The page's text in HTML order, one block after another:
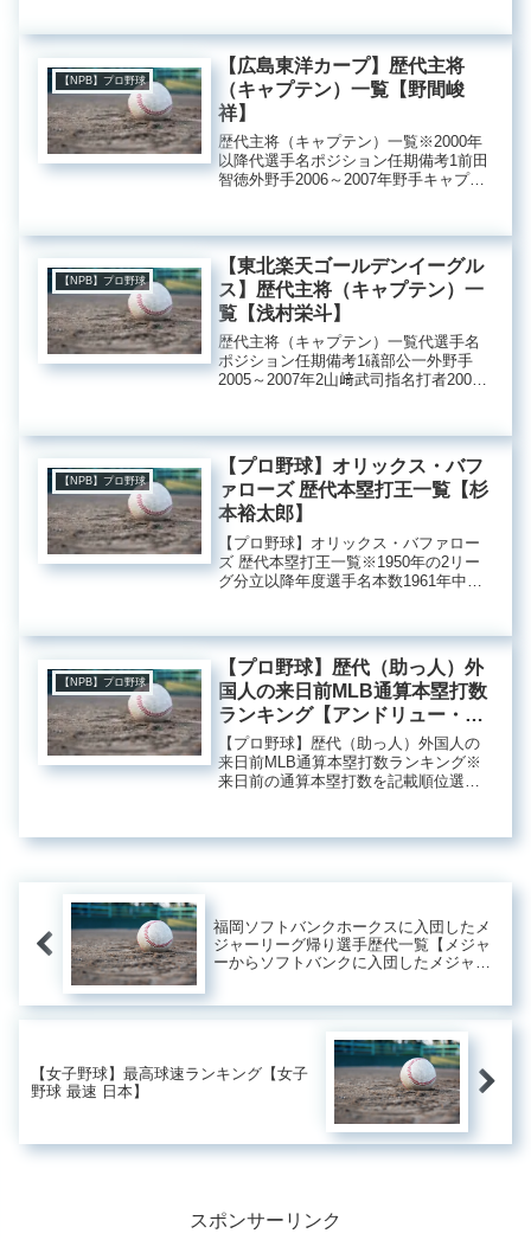
年投手キャプテン頓宮裕真捕手2025
年...
【NPB】プロ野球
【広島東洋カープ】歴代主将
（キャプテン）一覧【野間峻
祥】
歴代主将（キャプテン）一覧※2000年
以降代選手名ポジション任期備考1前田
智徳外野手2006～2007年野手キャプテ
木誠也外野手2021年野手キャプテン
大...
【NPB】プロ野球
【東北楽天ゴールデンイーグル
ス】歴代主将（キャプテン）一
覧【浅村栄斗】
歴代主将（キャプテン）一覧代選手名
ポジション任期備考1礒部公一外野手
2005～2007年2山﨑武司指名打者2008
2015～2018年6銀次内野手2019年...
【NPB】プロ野球
【プロ野球】オリックス・バフ
ァローズ 歴代本塁打王一覧【杉
本裕太郎】
【プロ野球】オリックス・バファロー
ズ 歴代本塁打王一覧※1950年の2リー
グ分立以降年度選手名本数1961年中田
ブーマー・ウェルズ37本1996年ト...
【NPB】プロ野球
【プロ野球】歴代（助っ人）外
国人の来日前MLB通算本塁打数
ランキング【アンドリュー・ジ
ョーンズ】
【プロ野球】歴代（助っ人）外国人の
来日前MLB通算本塁打数ランキング※
来日前の通算本塁打数を記載順位選手
434本塁打（17年）50本塁打（2年）2
福岡ソフトバンクホークスに入団したメ
ジャーリーグ帰り選手歴代一覧【メジャ
ーからソフトバンクに入団したメジャー
【女子野球】最高球速ランキング【女子
野球 最速 日本】
スポンサーリンク